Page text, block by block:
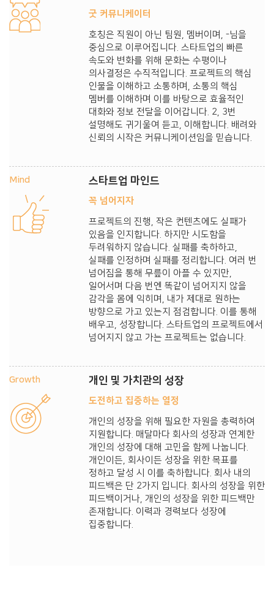
굿 커뮤니케이터
호칭은 직원이 아닌 팀원, 멤버이며, -님을
중심으로 이루어집니다. 스타트업의 빠른
속도와 변화를 위해 문화는 수평이나
의사결정은 수직적입니다. 프로젝트의 핵심
인물을 이해하고 소통하며, 소통의 핵심
멤버를 이해하며 이를 바탕으로 효율적인
대화와 정보 전달을 이어갑니다. 2, 3번
설명해도 귀기울여 듣고, 이해합니다. 배려와
신뢰의 시작은 커뮤니케이션임을 믿습니다.
Mind 스타트업 마인드
꼭 넘어지자
프로젝트의 진행, 작은 컨텐츠에도 실패가
있음을 인지합니다. 하지만 시도함을
두려워하지 않습니다. 실패를 축하하고,
실패를 인정하며 실패를 정리합니다. 여러 번
넘어짐을 통해 무릎이 아플 수 있지만,
일어서며 다음 번엔 똑같이 넘어지지 않을
감각을 몸에 익히며, 내가 제대로 원하는
방향으로 가고 있는지 점검합니다. 이를 통해
배우고, 성장합니다. 스타트업의 프로젝트에서
넘어지지 않고 가는 프로젝트는 없습니다.
Growth 개인 및 가치관의 성장
도전하고 집중하는 열정
개인의 성장을 위해 필요한 자원을 총력하여
지원합니다. 매달마다 회사의 성장과 연계한
개인의 성장에 대해 고민을 함께 나눕니다.
개인이든, 회사이든 성장을 위한 목표를
정하고 달성 시 이를 축하합니다. 회사 내의
피드백은 단 2가지 입니다. 회사의 성장을 위한
피드백이거나, 개인의 성장을 위한 피드백만
존재합니다. 이력과 경력보다 성장에
집중합니다.